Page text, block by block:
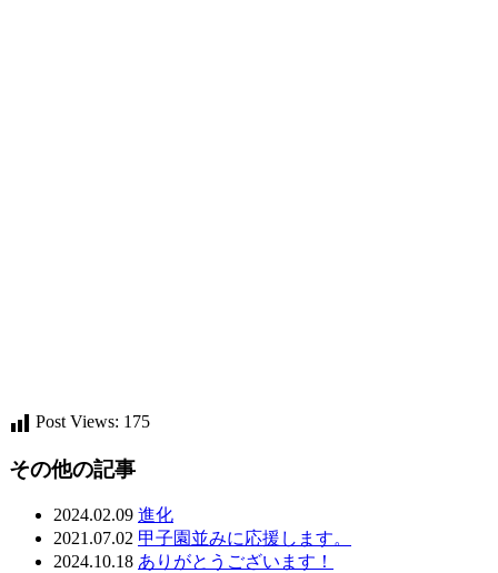
Post Views: 175
その他の記事
2024.02.09 進化
2021.07.02 甲子園並みに応援します。
2024.10.18 ありがとうございます！